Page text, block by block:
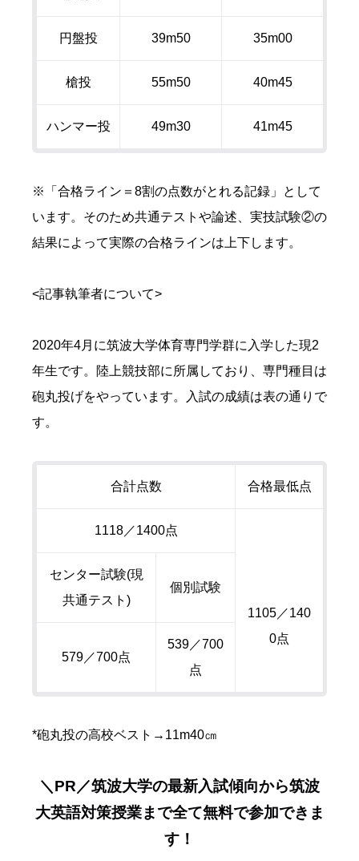
円盤投 39m50 35m00
槍投 55m50 40m45
ハンマー投 49m30 41m45
※「合格ライン＝ 8割の点数がとれる記録」として
います。そのため共通テストや論述、実技試験②の
結果によって実際の合格ラインは上下します。
<記事執筆者について>
2020年4月に筑波大学体育専門学群に入学した現2
年生です。陸上競技部に所属しており、専門種目は
砲丸投げをやっています。入試の成績は表の通りで
す。
合計点数 合格最低点
1118／1400点
1105／140
0点
センター試験(現
共通テスト )
個別試験
579／700点
539／700
点
*砲丸投の高校ベスト→ 11m40㎝
＼PR／筑波大学の最新入試傾向から筑波
大英語対策授業まで全て無料で参加できま
す！